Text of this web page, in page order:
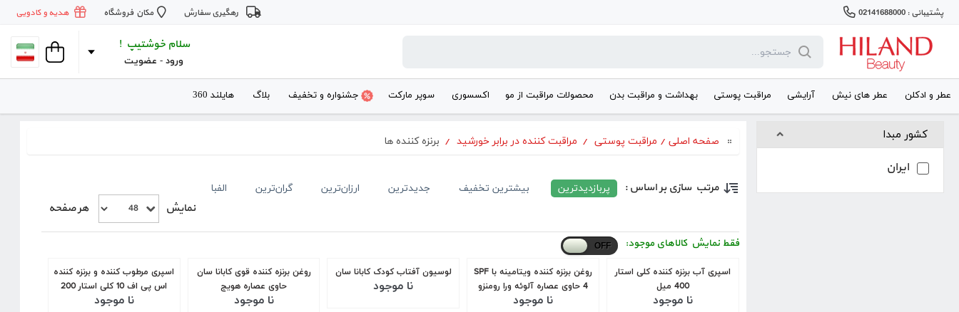
پشتیبانی : 02141688000 رهگیری سفارش مکان فروشگاه هدیه و کادویی
سلام خوشتیپ !
ورود - عضویت
عطر و ادکلن عطر های نیش آرایشی مراقبت پوستی بهداشت و مراقبت بدن محصولات مراقبت از مو اکسسوری سوپر مارکت جشنواره و تخفیف بلاگ هایلند 360
کشور مبدا
ایران
صفحه اصلی / مراقبت پوستی / مراقبت کننده در برابر خورشید / برنزه کننده ها
مرتب سازی بر اساس : پربازدیدترین بیشترین تخفیف جدیدترین ارزان‌ترین گران‌ترین الفبا
نمایش هر صفحه
فقط نمایش کالاهای موجود:
اسپری آب برنزه کننده کلی استار
400 میل
نا موجود
روغن برنزه کننده ویتامینه با SPF
4 حاوی عصاره آلوئه ورا رومنزو
330 میل
نا موجود
لوسیون آفتاب کودک کابانا سان
نا موجود
روغن برنزه کننده قوی کابانا سان
حاوی عصاره هویج
نا موجود
اسپری مرطوب ‌کننده و برنزه کننده
اس پی اف 10 کلی استار 200
میل
نا موجود